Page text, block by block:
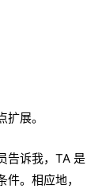
展。
告诉我，TA 是
。相应地，